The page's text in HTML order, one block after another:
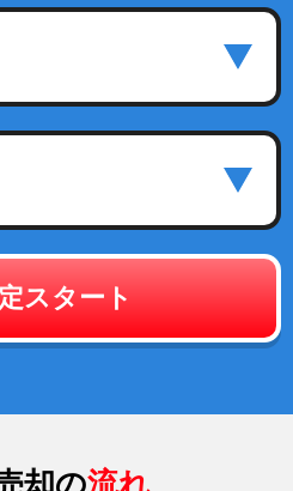
スタート
却の流れ